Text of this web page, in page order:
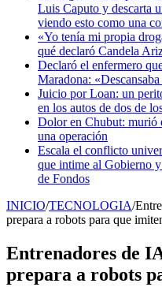
Luis Caputo y descarta
viendo esto como una
«Yo tenía mi propia
qué declaró Candela
Declaró el enfermero
Maradona:
Juicio por Loan: un
en los autos de dos de
Dolor en Chubut: murió
una operación
Escala el conflicto
que intime al Gobierno
de Fondos
INICIO/TECNOLOGIA/
prepara a robots para que
Entrenadores de
prepara a robots